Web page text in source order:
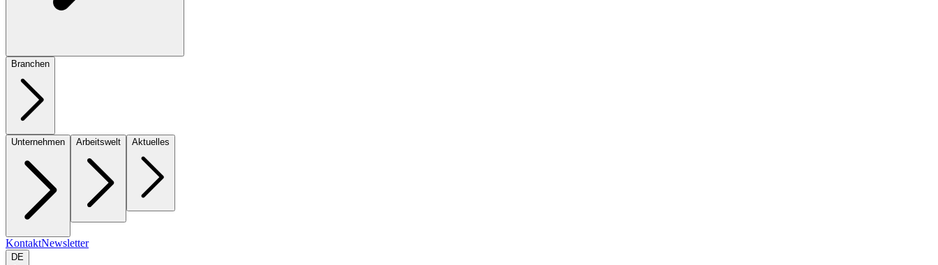
Branchen
Unternehmen Arbeitswelt Aktuelles
KontaktNewsletter
DE